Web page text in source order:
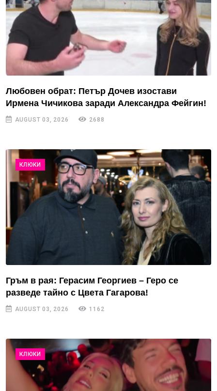
Любовен обрат: Петър Дочев изостави
Ирмена Чичикова заради Александра Фейгин!
AUGUST 03, 2026 2688
КЛЮКИ
Гръм в рая: Герасим Георгиев – Геро се
разведе тайно с Цвета Гагарова!
AUGUST 03, 2026 1162
КЛЮКИ